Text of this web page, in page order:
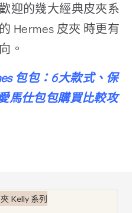
迎的幾大經典皮夾系
Hermes 皮夾 時更有
。
包包：6大款式、保
馬仕包包購買比較攻